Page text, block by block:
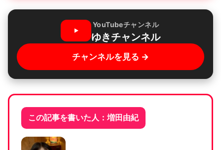
YouTubeチャンネル
ゆきチャンネル
チャンネルを見る →
この記事を書いた人：増田由紀